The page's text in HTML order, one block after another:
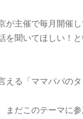
が主催で毎月開催
を聞いてほしい！
える「ママパパの
まだこのテーマに